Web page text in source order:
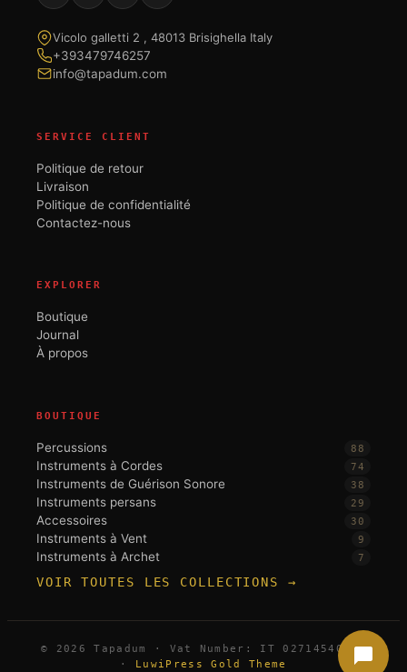
Vicolo galletti 2 , 48013 Brisighella Italy
+393479746257
info@tapadum.com
SERVICE CLIENT
Politique de retour
Livraison
Politique de confidentialité
Contactez-nous
EXPLORER
Boutique
Journal
À propos
BOUTIQUE
Percussions 88
Instruments à Cordes 74
Instruments de Guérison Sonore 38
Instruments persans 29
Accessoires 30
Instruments à Vent 9
Instruments à Archet 7
VOIR TOUTES LES COLLECTIONS →
© 2026 Tapadum · Vat Number: IT 02714540396
· LuwiPress Gold Theme